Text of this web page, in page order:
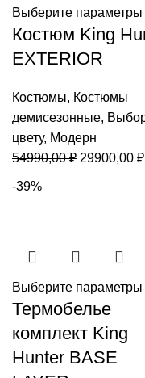
Выберите параметры
Костюм King
EXTERIOR
Костюмы, Костюмы
демисезонные,
цвету, Модерн
54990,00₽ 29900,00 ₽
-39%
Выберите параметры
Термобелье
комплект King
Hunter BASE